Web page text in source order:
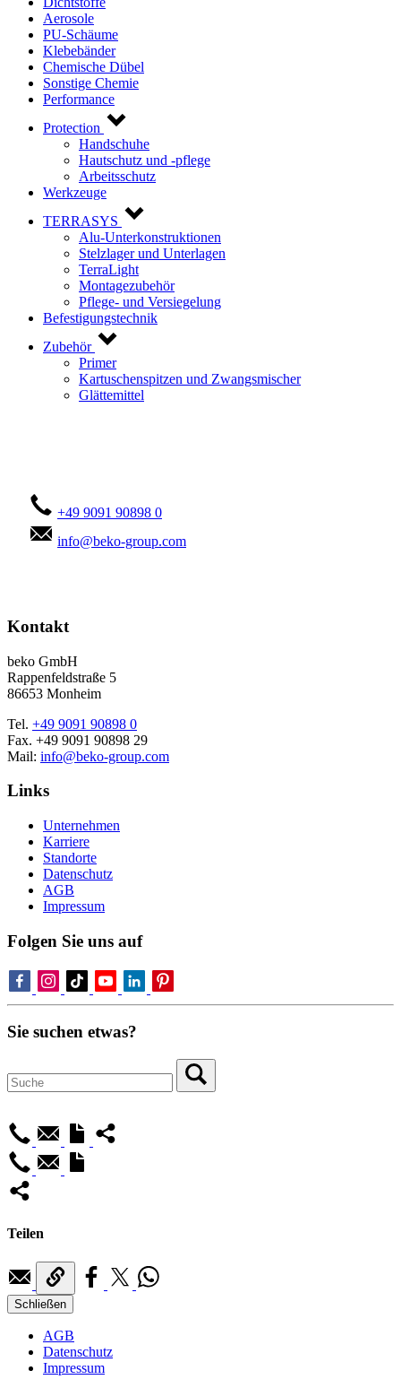
Aerosole
PU-Schäume
Klebebänder
Chemische Dübel
Sonstige Chemie
Performance
Protection
Handschuhe
Hautschutz und -pflege
Arbeitsschutz
Werkzeuge
TERRASYS
Alu-Unterkonstruktionen
Stelzlager und Unterlagen
TerraLight
Montagezubehör
Pflege- und Versiegelung
Befestigungstechnik
Zubehör
Primer
Kartuschenspitzen und Zwangsmischer
Glättemittel
+49 9091 90898 0
info@beko-group.com
Kontakt
beko GmbH
Rappenfeldstraße 5
86653 Monheim
Tel. +49 9091 90898 0
Fax. +49 9091 90898 29
Mail: info@beko-group.com
Links
Unternehmen
Karriere
Standorte
Datenschutz
AGB
Impressum
Folgen Sie uns auf
Sie suchen etwas?
Teilen
Schließen
AGB
Datenschutz
Impressum